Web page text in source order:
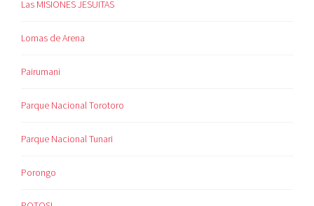
Las MISIONES JESUITAS
Lomas de Arena
Pairumani
Parque Nacional Torotoro
Parque Nacional Tunari
Porongo